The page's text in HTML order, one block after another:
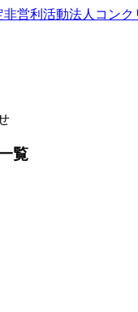
非営利活動法人コンク
覧